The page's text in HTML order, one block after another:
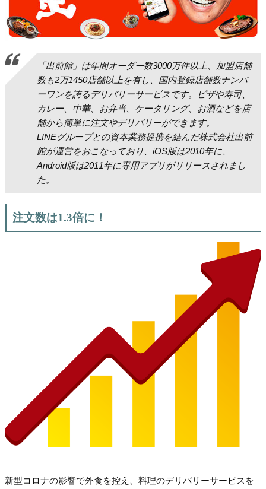
「出前館」は年間オーダー数3000万件以上、加盟店舗
数も2万1450店舗以上を有し、国内登録店舗数ナンバ
ーワンを誇るデリバリーサービスです。ピザや寿司、
カレー、中華、お弁当、ケータリング、お酒などを店
舗から簡単に注文やデリバリーができます。
LINEグループとの資本業務提携を結んだ株式会社出前
館が運営をおこなっており、iOS版は2010年に、
Android版は2011年に専用アプリがリリースされまし
た。
注文数は1.3倍に！
新型コロナの影響で外食を控え、料理のデリバリーサービスを